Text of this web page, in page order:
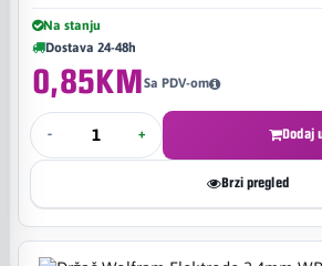
Na stanju
Dostava 24-48h
0,85KMSa PDV-om
- + Dodaj
Brzi pregled